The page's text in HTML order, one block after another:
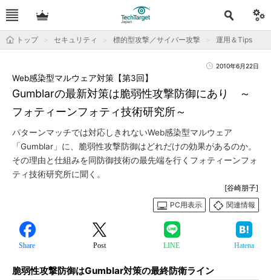
トップ セキュリティ 標的型攻撃／サイバー攻撃 運用＆Tips
2010年6月22日
Gumblarの最新対策は脆弱性攻撃防御にあり ～
フォティーンフォティ技術研究所～
Web感染型マルウェア対策【第3回】
パターンマッチでは対応しきれないWeb感染型マルウェア
「Gumblar」に、脆弱性攻撃防御はどれだけの効果があるのか。
その理由と仕組みを同防御技術の最先端を行くフォティーンフォ
ティ技術研究所に聞く。
[谷崎朋子]
PC用表示
関連情報
Share Post LINE Hatena
脆弱性攻撃防御はGumblar対策の最終防衛ライン